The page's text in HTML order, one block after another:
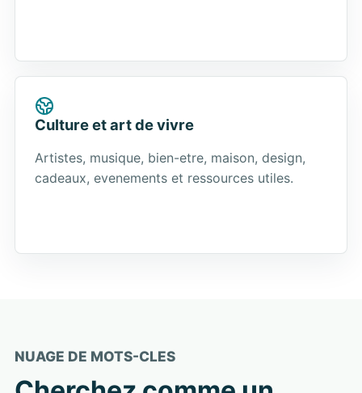
Culture et art de vivre
Artistes, musique, bien-etre, maison, design,
cadeaux, evenements et ressources utiles.
NUAGE DE MOTS-CLES